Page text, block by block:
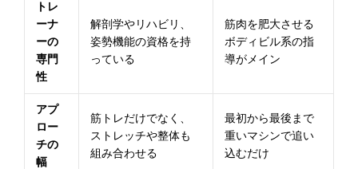
トレ
ーナ
ーの
専門
性
解剖学やリハビリ、
姿勢機能の資格を持
っている
筋肉を肥大させる
ボディビル系の指
導がメイン
アプ
ロー
チの
幅
筋トレだけでなく、
ストレッチや整体も
組み合わせる
最初から最後まで
重いマシンで追い
込むだけ